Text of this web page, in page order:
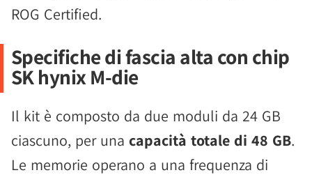
ROG Certified.
Specifiche di fascia alta con chip
SK hynix M-die
Il kit è composto da due moduli da 24 GB
ciascuno, per una capacità totale di 48 GB.
Le memorie operano a una frequenza di